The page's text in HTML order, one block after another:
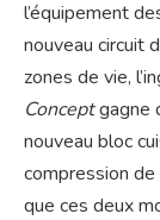
l’équipement
nouveau circuit
zones de vie,
Conceptgagne
nouveau bloc
compression
que ces deux